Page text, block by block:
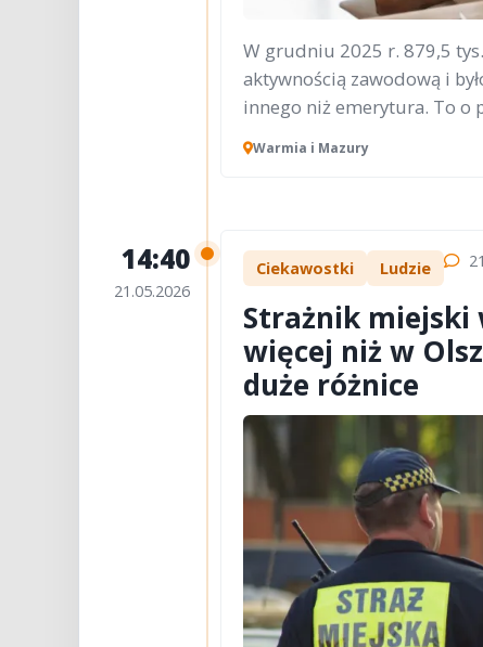
W grudniu 2025 r. 879,5
aktywnością zawodową i
innego niż emerytura. To o
Warmia i Mazury
14:40
21.05.2026
Ciekawostki Ludzie 21
Strażnik miejski
więcej niż w
duże różnice